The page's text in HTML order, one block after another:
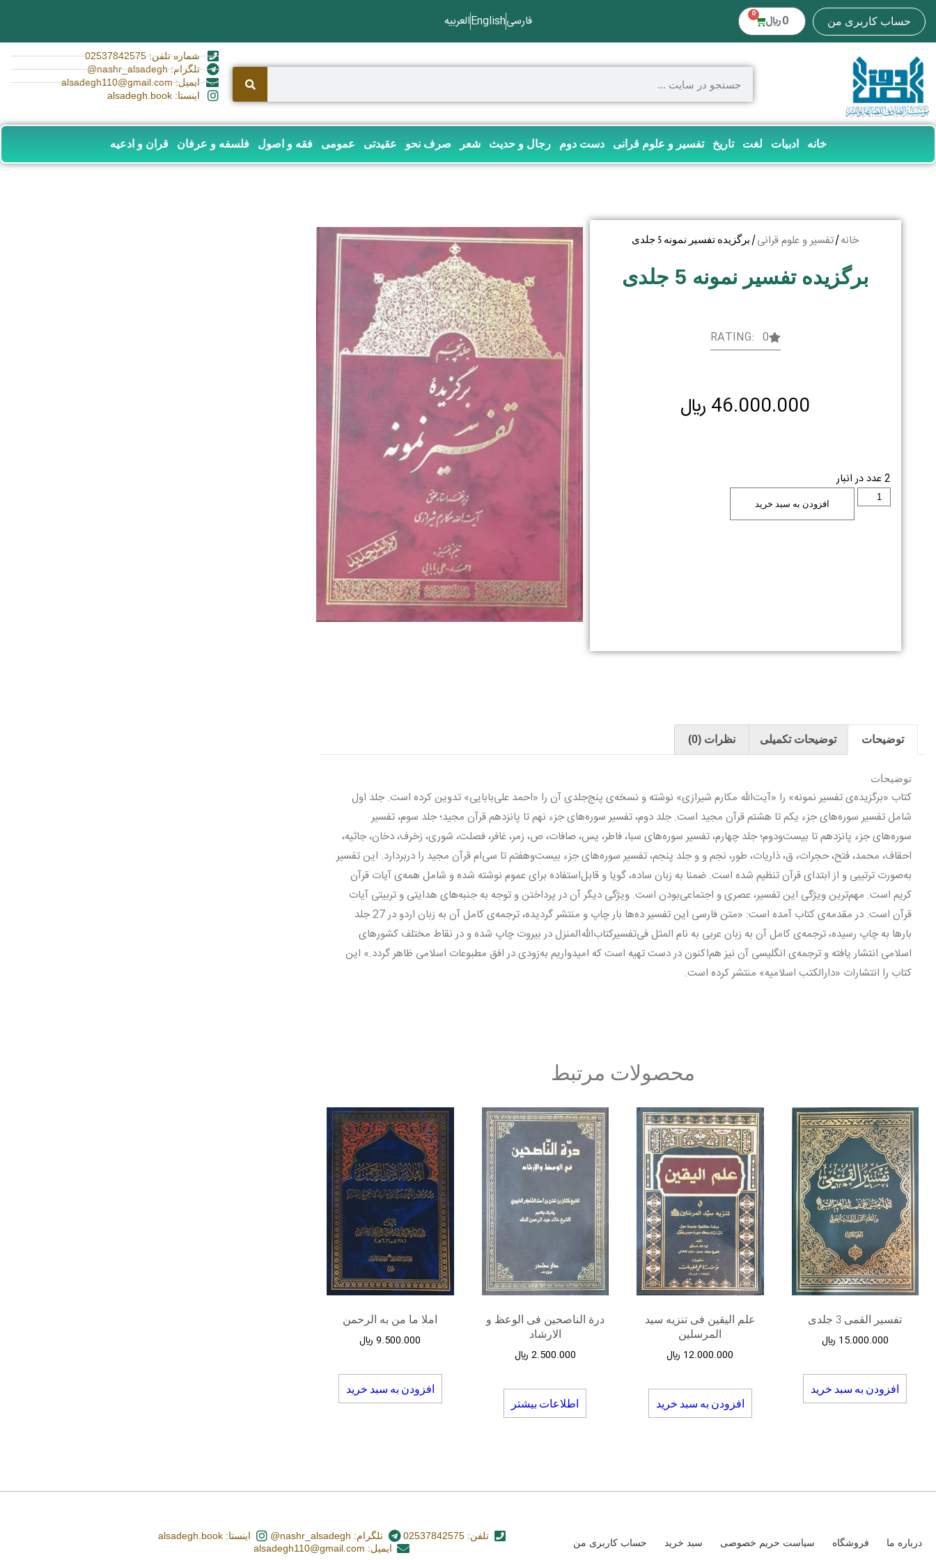
حساب کاربری من 0 ﷼ 0 فارسیEnglishالعربیه
شماره تلفن: 02537842575
تلگرام: nashr_alsadegh@
ایمیل: alsadegh110@gmail.com
اینستا: alsadegh.book
خانه ادبیات لغت تاریخ تفسیر و علوم قرانی دست دوم رجال و حدیث شعر صرف نحو عقیدتی عمومی فقه و اصول فلسفه و عرفان قران و ادعیه
خانه/تفسیر و علوم قرانی/ برگزیده تفسیر نمونه 5 جلدی
برگزیده تفسیر نمونه 5 جلدی
RATING: 0
46.000.000 ﷼
2 عدد در انبار
افزودن به سبد خرید
توضیحات توضیحات تکمیلی نظرات (0)
توضیحات
کتاب «برگزیده‌ی تفسیر نمونه» را «آیت‌الله مکارم شیرازی» نوشته و نسخه‌ی پنج‌جلدی آن را «احمد علی‌بابایی» تدوین کرده است. جلد اول
شامل تفسیر سوره‌های جزء یکم تا هشتم قرآن مجید است. جلد دوم، تفسیر سوره‌های جزء نهم تا پانزدهم قرآن مجید؛ جلد سوم، تفسیر
سوره‌های جزء پانزدهم تا بیست‌و‌دوم؛ جلد چهارم، تفسیر سوره‌های سبا، فاطر، یس، صافات، ص، زمر، غافر، فصلت، شوری، زخرف، دخان، جاثیه،
احقاف، محمد، فتح، حجرات، ق، ذاریات، طور، نجم و و جلد پنجم، تفسیر سوره‌های جزء بیست‌و‌هفتم تا سی‌ام قرآن مجید را دربردارد. این تفسیر
به‌صورت ترتیبی و از ابتدای قرآن تنظیم شده است. ضمنا به زبان ساده، گویا و قابل‌استفاده برای عموم نوشته شده و شامل همه‌ی آیات قرآن
کریم است. مهم‌ترین ویژگی این تفسیر، عصری و اجتماعی‌بودن است. ویژگی دیگر آن در پرداختن و توجه به جنبه‌های هدایتی و تربیتی آیات
قرآن است. در مقدمه‌ی کتاب آمده است: «متن فارسی این تفسیر ده‌ها بار چاپ و منتشر گردیده، ترجمه‌ی کامل آن به زبان اردو در 27 جلد
بارها به چاپ رسیده، ترجمه‌ی کامل آن به زبان عربی به نام المثل فی‌تفسیر‌کتاب‌الله‌المنزل در بیروت چاپ شده و در نقاط مختلف کشورهای
اسلامی انتشار یافته و ترجمه‌ی انگلیسی آن نیز هم‌اکنون در دست تهیه است که امیدواریم به‌زودی در افق مطبوعات اسلامی ظاهر گردد.» این
کتاب را انتشارات «دارالکتب اسلامیه» منتشر کرده است.
محصولات مرتبط
تفسیر القمی 3 جلدی
15.000.000 ﷼
افزودن به سبد خرید
علم الیقین فی تنزیه سید
المرسلین
12.000.000 ﷼
افزودن به سبد خرید
درة الناصحین فی الوعظ و
الارشاد
2.500.000 ﷼
اطلاعات بیشتر
املا ما من به الرحمن
9.500.000 ﷼
افزودن به سبد خرید
درباره ما فروشگاه سیاست حریم خصوصی سبد خرید حساب کاربری من
تلفن: 02537842575 تلگرام: nashr_alsadegh@
اینستا: alsadegh.book
ایمیل: alsadegh110@gmail.com